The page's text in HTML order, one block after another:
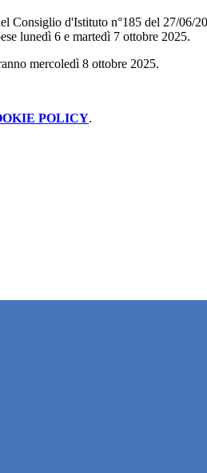
Consiglio d'Istituto n°185 del 27/06/
lunedì 6 e martedì 7 ottobre 2025.
mercoledì 8 ottobre 2025.
POLICY.